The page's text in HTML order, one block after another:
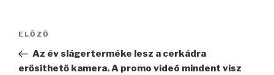
Bejegyzés
Korábbi
bejegyzés
ELŐZŐ
Az év slágerterméke lesz a cerkádra
erősíthető kamera. A promo videó mindent visz